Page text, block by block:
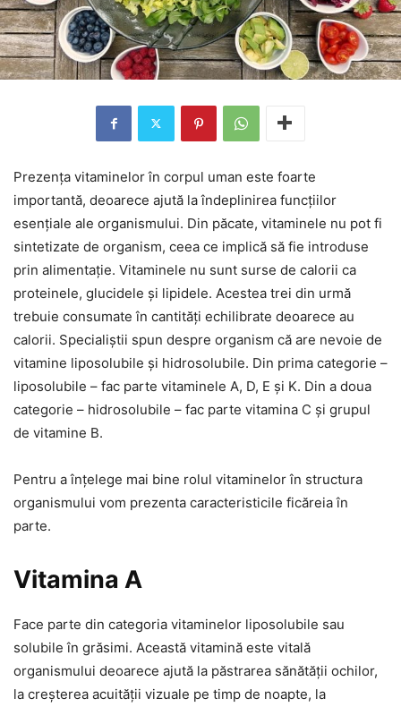
Prezența vitaminelor în corpul uman este foarte
importantă, deoarece ajută la îndeplinirea funcțiilor
esențiale ale organismului. Din păcate, vitaminele nu pot fi
sintetizate de organism, ceea ce implică să fie introduse
prin alimentație. Vitaminele nu sunt surse de calorii ca
proteinele, glucidele și lipidele. Acestea trei din urmă
trebuie consumate în cantități echilibrate deoarece au
calorii. Specialiștii spun despre organism că are nevoie de
vitamine liposolubile și hidrosolubile. Din prima categorie –
liposolubile – fac parte vitaminele A, D, E și K. Din a doua
categorie – hidrosolubile – fac parte vitamina C și grupul
de vitamine B.
Pentru a înțelege mai bine rolul vitaminelor în structura
organismului vom prezenta caracteristicile ficăreia în
parte.
Vitamina A
Face parte din categoria vitaminelor liposolubile sau
solubile în grăsimi. Această vitamină este vitală
organismului deoarece ajută la păstrarea sănătății ochilor,
la creșterea acuității vizuale pe timp de noapte, la